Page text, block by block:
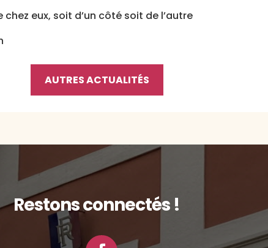
eux, soit d’un côté soit de l’autre
AUTRES ACTUALITÉS
Restons connectés !